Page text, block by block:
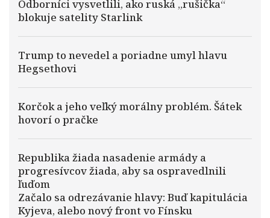
Odborníci vysvetlili, ako ruská „rušička“
blokuje satelity Starlink
Trump to nevedel a poriadne umyl hlavu
Hegsethovi
Korčok a jeho veľký morálny problém. Šátek
hovorí o pračke
Republika žiada nasadenie armády a
progresívcov žiada, aby sa ospravedlnili
ľuďom
Začalo sa odrezávanie hlavy: Buď kapitulácia
Kyjeva, alebo nový front vo Fínsku